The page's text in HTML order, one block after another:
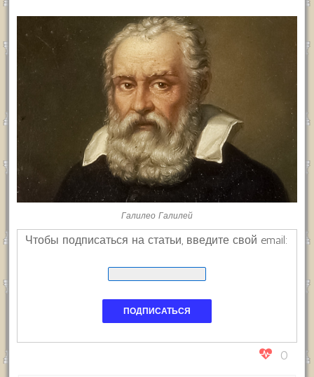
Галилео Галилей
Чтобы подписаться на статьи, введите свой email:
0